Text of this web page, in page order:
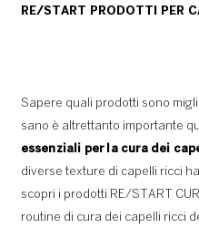
RE/START PRODOTTI PER
Sapere quali prodotti sono
sano è altrettanto importante
essenziali per la cura dei
diverse texture di capelli ricci
scopri i prodotti RE/START
routine di cura dei capelli ricci